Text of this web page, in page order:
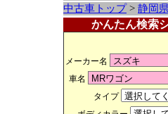
中古車トップ> 静岡
かんたん検索
メーカー名
車名
タイプ